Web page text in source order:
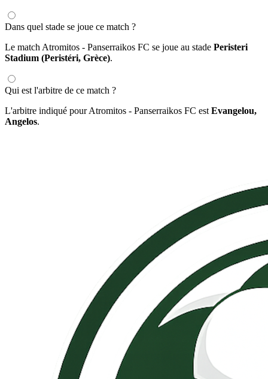
Dans quel stade se joue ce match ?
Le match Atromitos - Panserraikos FC se joue au stade Peristeri
Stadium (Peristéri, Grèce).
Qui est l'arbitre de ce match ?
L'arbitre indiqué pour Atromitos - Panserraikos FC est Evangelou,
Angelos.